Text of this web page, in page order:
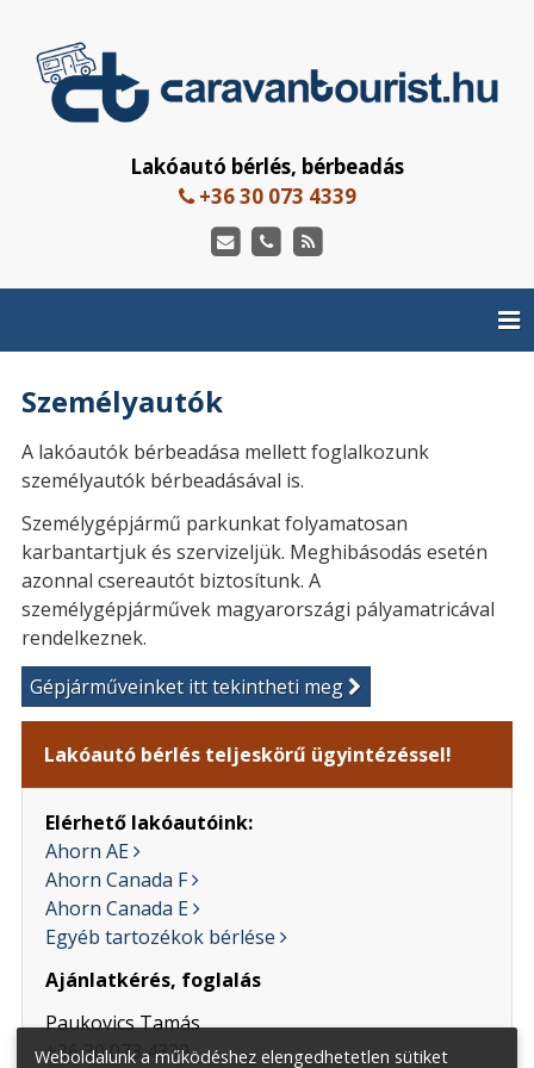
Lakóautó bérlés, bérbeadás
+36 30 073 4339
Személyautók
A lakóautók bérbeadása mellett foglalkozunk
személyautók bérbeadásával is.
Személygépjármű parkunkat folyamatosan
karbantartjuk és szervizeljük. Meghibásodás esetén
azonnal csereautót biztosítunk. A
személygépjárművek magyarországi pályamatricával
rendelkeznek.
Gépjárműveinket itt tekintheti meg
Lakóautó bérlés teljeskörű ügyintézéssel!
Elérhető lakóautóink:
Ahorn AE
Ahorn Canada F
Ahorn Canada E
Egyéb tartozékok bérlése
Ajánlatkérés, foglalás
Paukovics Tamás
+36 30 073 4339
Weboldalunk a működéshez elengedhetetlen sütiket